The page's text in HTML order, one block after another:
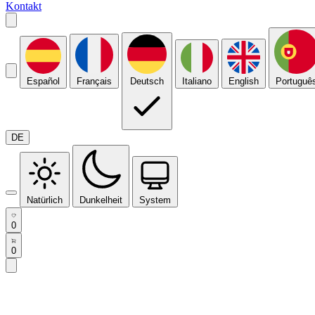
Kontakt
Español Français Deutsch Italiano English
DE
Natürlich Dunkelheit System
0
0